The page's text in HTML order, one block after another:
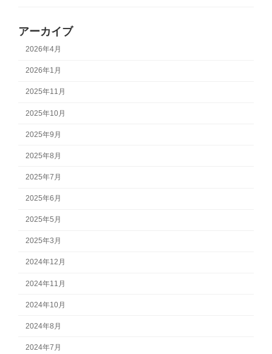
アーカイブ
2026年4月
2026年1月
2025年11月
2025年10月
2025年9月
2025年8月
2025年7月
2025年6月
2025年5月
2025年3月
2024年12月
2024年11月
2024年10月
2024年8月
2024年7月